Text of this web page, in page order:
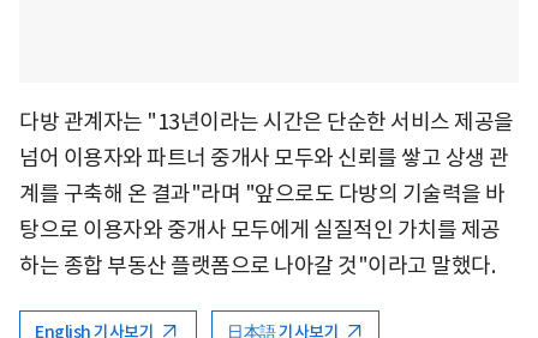
다방 관계자는 "13년이라는 시간은 단순한 서비스 제공을
넘어 이용자와 파트너 중개사 모두와 신뢰를 쌓고 상생 관
계를 구축해 온 결과"라며 "앞으로도 다방의 기술력을 바
탕으로 이용자와 중개사 모두에게 실질적인 가치를 제공
하는 종합 부동산 플랫폼으로 나아갈 것"이라고 말했다.
English 기사보기 日本語 기사보기